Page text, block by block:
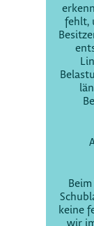
fehlt,
keine